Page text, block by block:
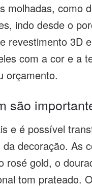
molhadas, como
indo desde o
revestimento 3D
com a cor e a
orçamento.
são
e é possível
decoração. As
rosé gold, o
tom prateado.